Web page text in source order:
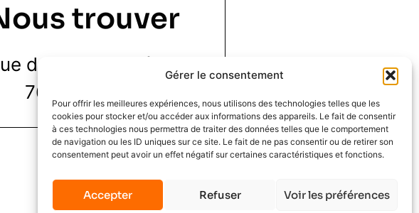
Gérer le consentement
Pour offrir les meilleures expériences, nous utilisons des technologies telles que les
cookies pour stocker et/ou accéder aux informations des appareils. Le fait de consentir
à ces technologies nous permettra de traiter des données telles que le comportement
de navigation ou les ID uniques sur ce site. Le fait de ne pas consentir ou de retirer son
consentement peut avoir un effet négatif sur certaines caractéristiques et fonctions.
Accepter Refuser Voir les préférences
trouver
de la Pie 1 er étage,
76000 Rouen